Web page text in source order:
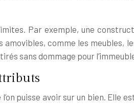
Par exemple, une
amovibles, comme les
sans dommage pour
puisse avoir sur un bien. Elle